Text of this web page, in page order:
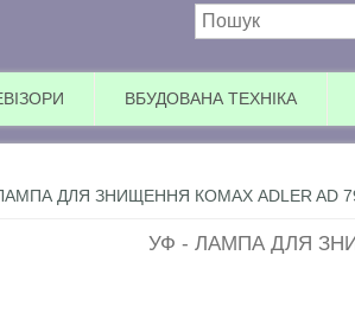
Пошукова
ВБУДОВАНА ТЕХНІКА
ДЛЯ ЗНИЩЕННЯ КОМАХ ADLER AD
УФ - ЛАМПА ДЛЯ